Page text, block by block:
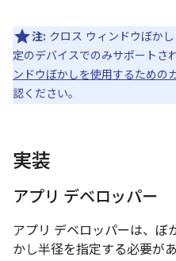
注: クロス ウィンドウぼか
定のデバイスでのみサポートさ
ンドウぼかしを使用するための
認ください。
実装
アプリ デベロッパー
アプリ デベロッパーは、ぼ
かし半径を指定する必要が